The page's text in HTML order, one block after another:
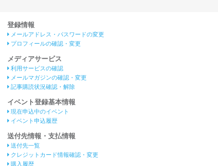
登録情報
メールアドレス・パスワードの変更
プロフィールの確認・変更
メディアサービス
利用サービスの確認
メールマガジンの確認・変更
記事購読状況確認・解除
イベント登録基本情報
現在申込中のイベント
イベント申込履歴
送付先情報・支払情報
送付先一覧
クレジットカード情報確認・変更
購入履歴